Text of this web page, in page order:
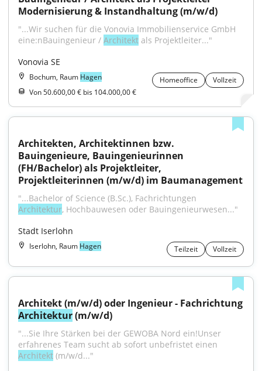
Modernisierung & Instandhaltung (m/w/d)
"...Wir suchen für die Vonovia Immobilienservice GmbH
eine:nBauingenieur / Architekt als Projektleiter..."
Vonovia SE
Bochum, Raum Hagen Homeoffice
Vollzeit
Von 50.600,00 € bis 104.000,00 €
Architekten, Architektinnen bzw.
Bauingenieure, Bauingenieurinnen
(FH/Bachelor) als Projektleiter,
Projektleiterinnen (m/w/d) im Baumanagement
Architektur, Hochbauwesen oder Bauingenieurwesen..."
Stadt Iserlohn
Iserlohn, Raum Hagen Teilzeit Vollzeit
Architektur (m/w/d)
"...Sie Ihre Stärken bei der GEWOBA Nord ein!Unser
Architekt (m/w/d..."